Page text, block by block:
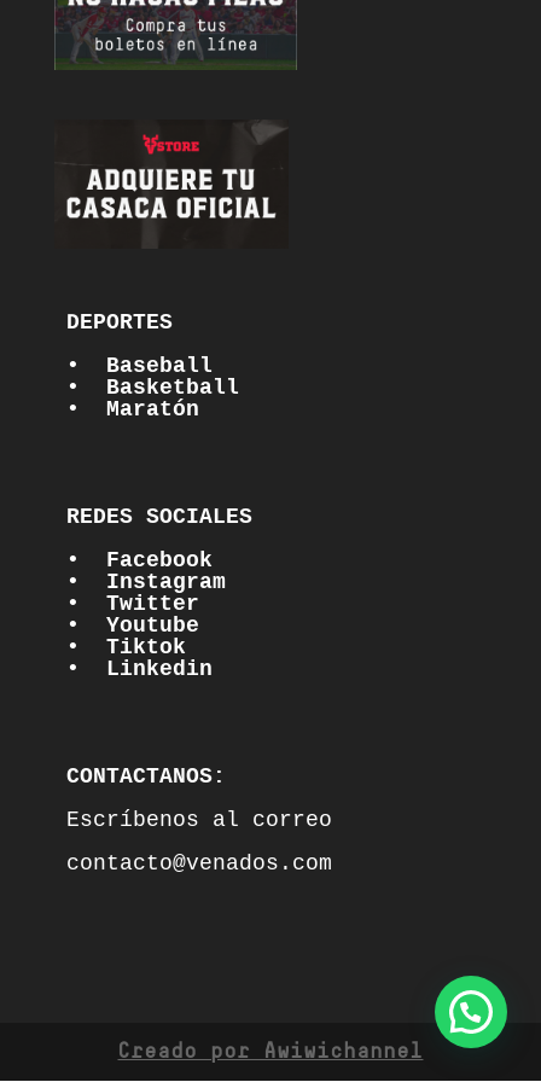
DEPORTES
•  Baseball
•  Basketball
•  Maratón
REDES SOCIALES
•  Facebook
•  Instagram
•  Twitter
•  Youtube
•  Tiktok
•  Linkedin
CONTACTANOS:
Escríbenos al correo
contacto@venados.com
Creado por Awiwichannel